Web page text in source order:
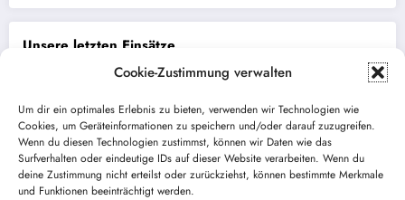
Cookie-Zustimmung verwalten
Um dir ein optimales Erlebnis zu bieten, verwenden wir Technologien wie
Cookies, um Geräteinformationen zu speichern und/oder darauf zuzugreifen.
Wenn du diesen Technologien zustimmst, können wir Daten wie das
Surfverhalten oder eindeutige IDs auf dieser Website verarbeiten. Wenn du
deine Zustimmung nicht erteilst oder zurückziehst, können bestimmte Merkmale
und Funktionen beeinträchtigt werden.
Unsere letzten Einsätze
Brand PKW
ABC auslaufender Kraftstoff